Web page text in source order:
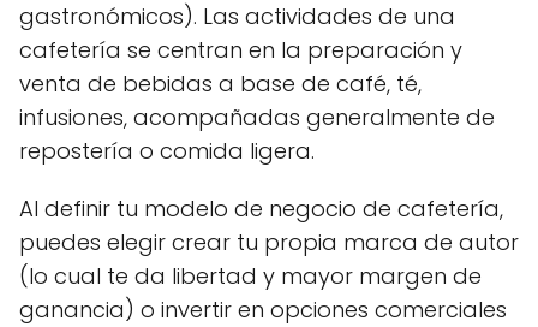
gastronómicos). Las actividades de una
cafetería se centran en la preparación y
venta de bebidas a base de café, té,
infusiones, acompañadas generalmente de
repostería o comida ligera.
Al definir tu modelo de negocio de cafetería,
puedes elegir crear tu propia marca de autor
(lo cual te da libertad y mayor margen de
ganancia) o invertir en opciones comerciales